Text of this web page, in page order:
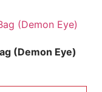
(Demon Eye)